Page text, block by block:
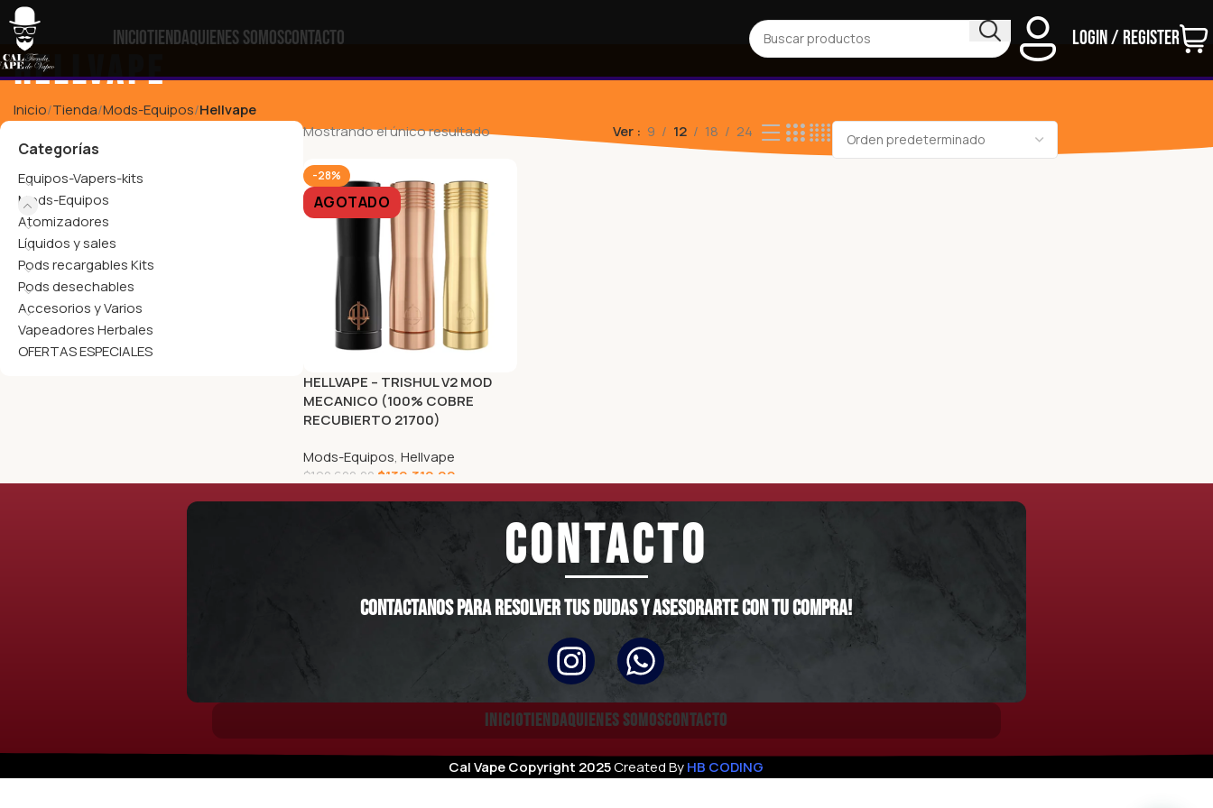
InicioTiendaQuienes SomosContacto Login / Register
Hellvape
Inicio Tienda Mods-Equipos Hellvape
Categorías
Equipos-Vapers-kits
Mods-Equipos
Atomizadores
Líquidos y sales
Pods recargables Kits
Pods desechables
Accesorios y Varios
Vapeadores Herbales
OFERTAS ESPECIALES
Mostrando el único resultado Ver 9 12 18 24
-28%
AGOTADO
HELLVAPE – TRISHUL V2 MOD
MECANICO (100% COBRE
RECUBIERTO 21700)
Mods-Equipos, Hellvape
$192.600,00 $139.310,00
LEER MÁS
CONTACTO
Contactanos para resolver tus dudas y asesorarte con tu compra!
INICIOTIENDAQUIENES SOMOSCONTACTO
Cal VapeCopyright 2025Created ByHB CODING